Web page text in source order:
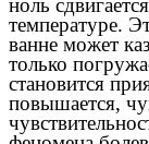
ноль
температуре.
ванне может
только
становится
повышается,